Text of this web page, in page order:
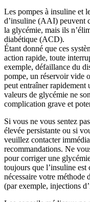
Les pompes à insuline et
d’insuline (AAI) peuvent
la glycémie, mais ils
diabétique (ACD).
Étant donné que ces
action rapide, toute
exemple, défaillance du
pompe, un réservoir vide
peut entraîner
valeurs de glycémie ne
complication grave et
Si vous ne vous sentez
élevée persistante ou si
veuillez contacter
recommandations. Ne
pour corriger une
toujours que l’insuline est
nécessaire votre méthode
(par exemple, injections